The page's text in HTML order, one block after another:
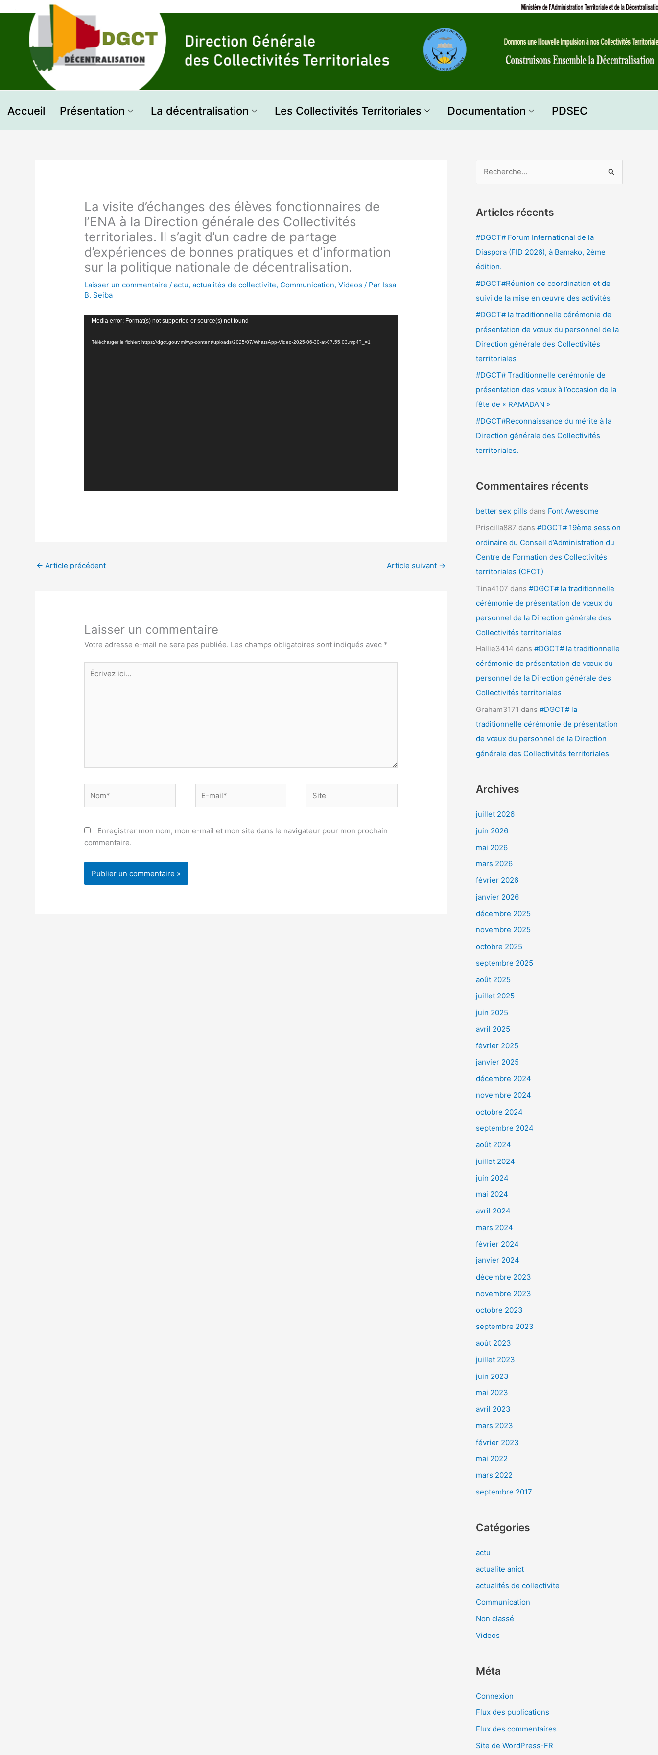
Accueil Présentation La décentralisation Les Collectivités Territoriales Documentation PDSEC
La visite d’échanges des élèves fonctionnaires de
l’ENA à la Direction générale des Collectivités
territoriales. Il s’agit d’un cadre de partage
d’expériences de bonnes pratiques et d’information
sur la politique nationale de décentralisation.
Laisser un commentaire /actu,actualités de collectivite, Communication,Videos / Par Issa
B. Seiba
Lecteur
Media error: Format(s) not supported or source(s) not found
Télécharger le fichier: https://dgct.gouv.ml/wp-content/uploads/2025/07/WhatsApp-Video-2025-06-30-at-07.55.03.mp4?_=1
← Article précédent Article suivant →
Laisser un commentaire
Votre adresse e-mail ne sera pas publiée. Les champs obligatoires sont indiqués avec *
Écrivez
ici…
mail*
Enregistrer mon nom, mon e-mail et mon site dans le navigateur pour mon prochain
commentaire.
h
e
r
c
:
Articles récents
#DGCT# Forum International de la
Diaspora (FID 2026), à Bamako, 2ème
édition.
#DGCT#Réunion de coordination et de
suivi de la mise en œuvre des activités
#DGCT# la traditionnelle cérémonie de
présentation de vœux du personnel de la
Direction générale des Collectivités
territoriales
#DGCT# Traditionnelle cérémonie de
présentation des vœux à l’occasion de la
fête de « RAMADAN »
#DGCT#Reconnaissance du mérite à la
Direction générale des Collectivités
territoriales.
Commentaires récents
better sex pills dans Font Awesome
Priscilla887 dans #DGCT# 19ème session
ordinaire du Conseil d’Administration du
Centre de Formation des Collectivités
territoriales (CFCT)
Tina4107 dans #DGCT# la traditionnelle
cérémonie de présentation de vœux du
personnel de la Direction générale des
Collectivités territoriales
Hallie3414 dans #DGCT# la traditionnelle
cérémonie de présentation de vœux du
personnel de la Direction générale des
Collectivités territoriales
Graham3171 dans #DGCT# la
traditionnelle cérémonie de présentation
de vœux du personnel de la Direction
générale des Collectivités territoriales
Archives
juillet 2026
juin 2026
mai 2026
mars 2026
février 2026
janvier 2026
décembre 2025
novembre 2025
octobre 2025
septembre 2025
août 2025
juillet 2025
juin 2025
avril 2025
février 2025
janvier 2025
décembre 2024
novembre 2024
octobre 2024
septembre 2024
août 2024
juillet 2024
juin 2024
mai 2024
avril 2024
mars 2024
février 2024
janvier 2024
décembre 2023
novembre 2023
octobre 2023
septembre 2023
août 2023
juillet 2023
juin 2023
mai 2023
avril 2023
mars 2023
février 2023
mai 2022
mars 2022
septembre 2017
Catégories
actu
actualite anict
actualités de collectivite
Communication
Non classé
Videos
Méta
Connexion
Flux des publications
Flux des commentaires
Site de WordPress-FR